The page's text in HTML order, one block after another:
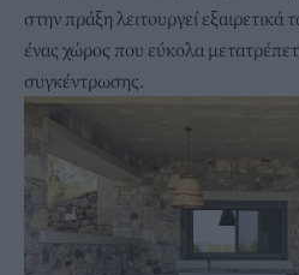
στην πράξη λειτουργεί εξαιρετικά
ένας χώρος που εύκολα
συγκέντρωσης.